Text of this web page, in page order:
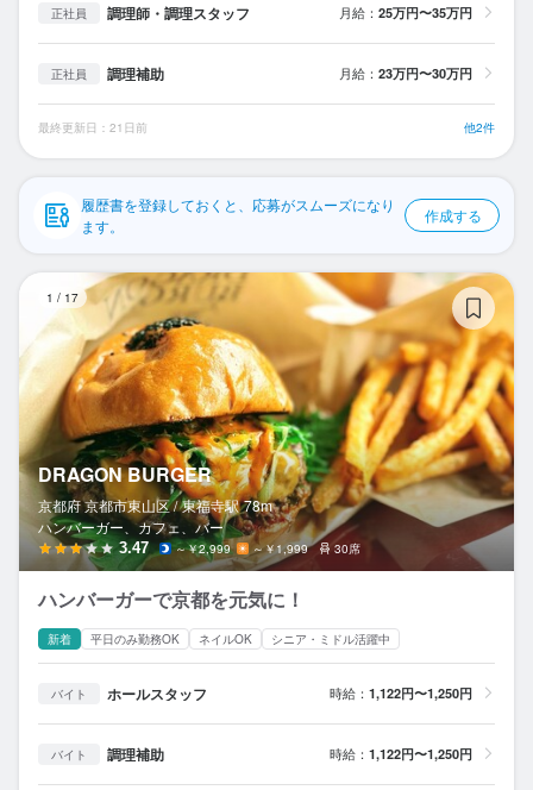
食べログ求人PRESS
プライバシーポリシー
利用規約
正社員 調理師・調理スタッフ 月給： 25万円〜35万円
正社員 調理補助 月給： 23万円〜30万円
最終更新日：21日前 他2件
履歴書を登録しておくと、応募がスムーズになり
ます。
作成する
1 / 17
DRAGON BURGER
京都府 京都市東山区 / 東福寺駅 78m
ハンバーガー、カフェ、バー
3.47 ～￥2,999 ～￥1,999 30席
ハンバーガーで京都を元気に！
新着 平日のみ勤務OK ネイルOK シニア・ミドル活躍中
バイト ホールスタッフ 時給： 1,122円〜1,250円
バイト 調理補助 時給： 1,122円〜1,250円